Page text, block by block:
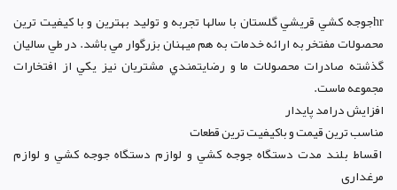
hrجوجه کشي قريشي گلستان با سالها تجربه و توليد بهترين و با کيفيت ترين
محصولات مفتخر به ارائه خدمات به هم ميهنان بزرگوار مي باشد. در طي ساليان
گذشته صادرات محصولات ما و رضايتمندي مشتريان نيز يکي از افتخارات
مجموعه ماست.
افزايش درامد پايدار
مناسب ترين قيمت و باکيفيت ترين قطعات
اقساط بلند مدت دستگاه جوجه کشي و لوازم دستگاه جوجه کشي و لوازم
مرغداری